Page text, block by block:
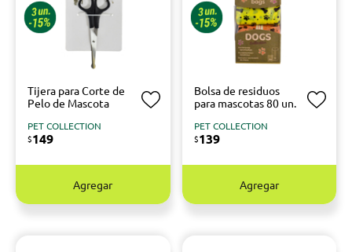
Tijera para Corte de
Pelo de Mascota
PET COLLECTION
$149
Agregar
Bolsa de residuos
para mascotas 80 un.
PET COLLECTION
$139
Agregar